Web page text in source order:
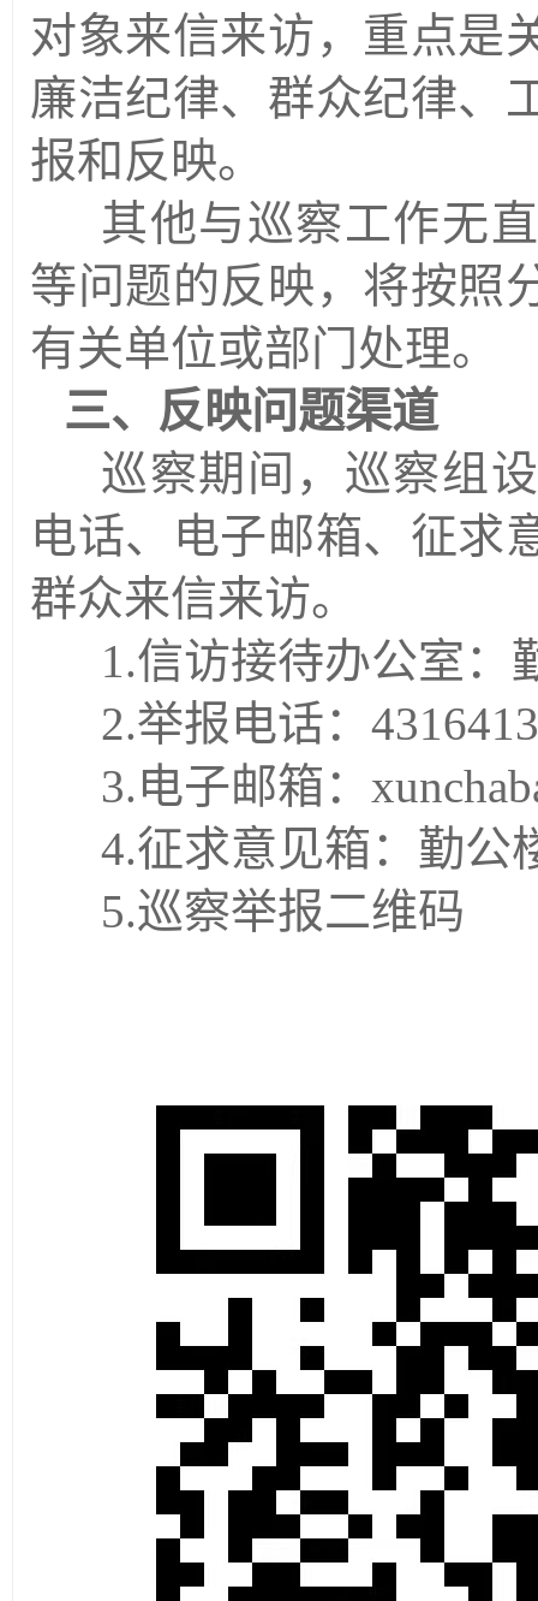
对象来信来访，重点是
廉洁纪律、群众纪律、
报和反映。
其他与巡察工作无
等问题的反映，将按照
有关单位或部门处理。
三、反映问题渠道
巡察期间，巡察组
电话、电子邮箱、征求
群众来信来访。
1.信访接待办公室：
2.举报电话：
3.电子邮箱：
4.征求意见箱：勤公
5.巡察举报二维码